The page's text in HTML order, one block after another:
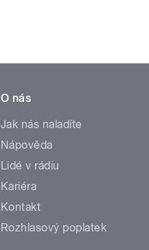
O nás
Jak nás naladíte
Nápověda
Lidé v rádiu
Kariéra
Kontakt
Rozhlasový poplatek